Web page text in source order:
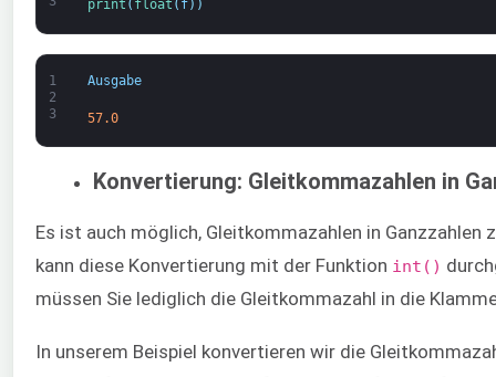
print ( float ( f) )
1
2
3
Ausgabe
57.0
Konvertierung: Gleitkommazahlen in
Es ist auch möglich, Gleitkommazahlen in
kann diese Konvertierung mit der Funktion int()
müssen Sie lediglich die Gleitkommazahl in die
In unserem Beispiel konvertieren wir die